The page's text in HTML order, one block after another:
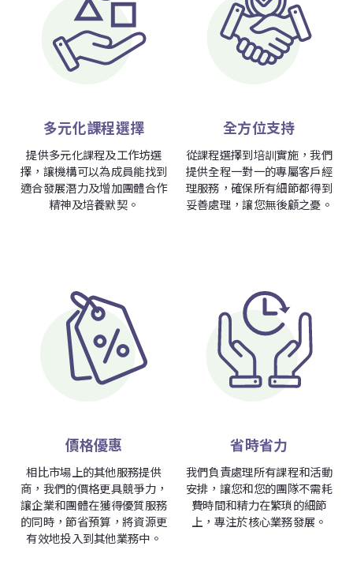
多元化課程選擇
提供多元化課程及工作坊選
擇，讓機構可以為成員能找到
適合發展潛力及增加團體合作
精神及培養默契。
全方位支持
從課程選擇到培訓實施，我們
提供全程一對一的專屬客戶經
理服務，確保所有細節都得到
妥善處理，讓您無後顧之憂。
價格優惠
相比市場上的其他服務提供
商，我們的價格更具競爭力，
讓企業和團體在獲得優質服務
的同時，節省預算，將資源更
有效地投入到其他業務中。
省時省力
我們負責處理所有課程和活動
安排，讓您和您的團隊不需耗
費時間和精力在繁瑣的細節
上，專注於核心業務發展。